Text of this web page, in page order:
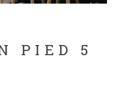
PIED 5